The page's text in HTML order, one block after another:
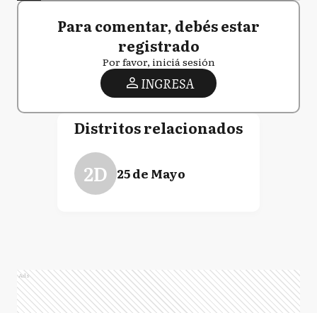
Para comentar, debés estar
registrado
Por favor, iniciá sesión
INGRESA
Distritos relacionados
2D 25 de Mayo
Ads